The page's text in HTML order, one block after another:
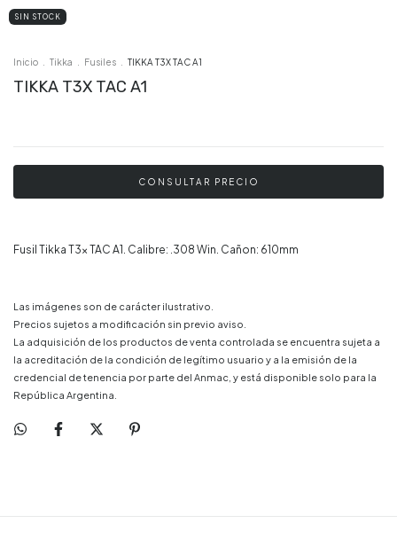
SIN STOCK
Inicio Tikka Fusiles TIKKA T3X TAC A1
TIKKA T3X TAC A1
Fusil Tikka T3x TAC A1. Calibre: .308 Win. Cañon: 610mm
Las imágenes son de carácter ilustrativo.
Precios sujetos a modificación sin previo aviso.
La adquisición de los productos de venta controlada se encuentra sujeta a
la acreditación de la condición de legítimo usuario y a la emisión de la
credencial de tenencia por parte del Anmac, y está disponible solo para la
República Argentina.